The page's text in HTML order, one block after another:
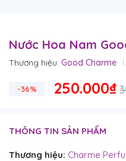
Nước Hoa Nam
Thương hiệu: Good Charme
-36% 250.000₫
THÔNG TIN SẢN PHẨM
Thương hiệu: Charme